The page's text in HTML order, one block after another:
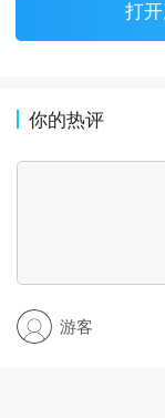
打开
你的热评
游客